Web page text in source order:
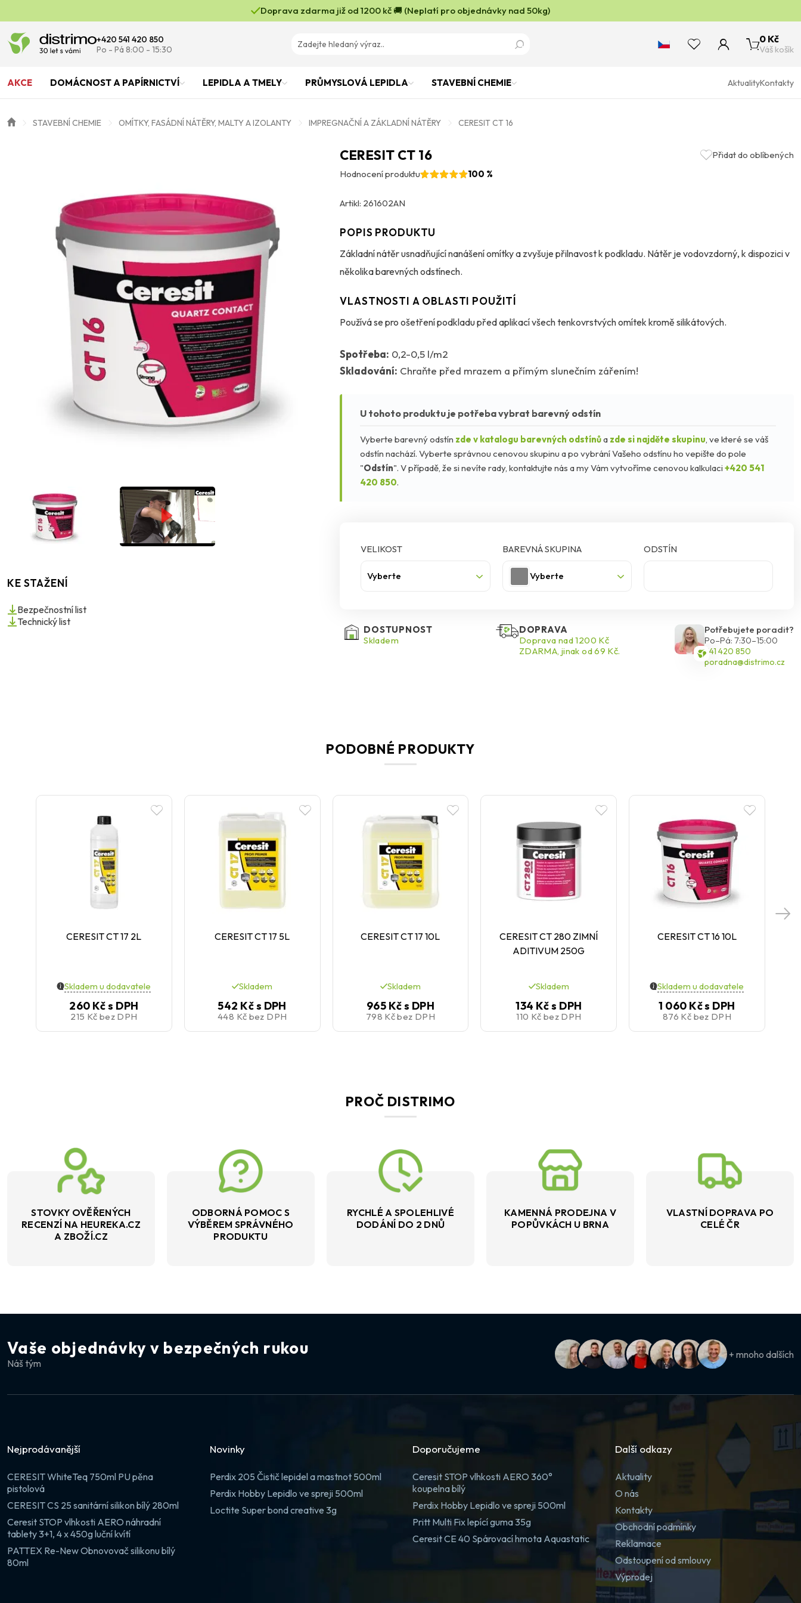
Doprava zdarma již od 1200 kč 🚚 (Neplatí pro objednávky nad 50kg)
+420 541 420 850
Po - Pá 8:00 - 15:30
0 Kč
Váš košík
AKCE DOMÁCNOST A PAPÍRNICTVÍ LEPIDLA A TMELY PRŮMYSLOVÁ LEPIDLA STAVEBNÍ CHEMIE AktualityKontakty
STAVEBNÍ CHEMIE OMÍTKY, FASÁDNÍ NÁTĚRY, MALTY A IZOLANTY IMPREGNAČNÍ A ZÁKLADNÍ NÁTĚRY CERESIT CT 16
CERESIT CT 16
Přidat do oblíbených
Hodnocení produktu
100 %
Artikl: 261602AN
KE STAŽENÍ
Bezpečnostní list
Technický list
POPIS PRODUKTU
Základní nátěr usnadňující nanášení omítky a zvyšuje přilnavost k podkladu. Nátěr je vodovzdorný, k dispozici v
několika barevných odstínech.
VLASTNOSTI A OBLASTI POUŽITÍ
Používá se pro ošetření podkladu před aplikací všech tenkovrstvých omítek kromě silikátových.
Spotřeba: 0,2-0,5 l/m2
Skladování: Chraňte před mrazem a přímým slunečním zářením!
U tohoto produktu je potřeba vybrat barevný odstín
Vyberte barevný odstín zde v katalogu barevných odstínůa zde si najděte skupinu, ve které se váš
odstín nachází. Vyberte správnou cenovou skupinu a po vybrání Vašeho odstínu ho vepište do pole
"Odstín". V případě, že si nevíte rady, kontaktujte nás a my Vám vytvoříme cenovou kalkulaci+420 541
420 850.
VELIKOST
Vyberte
BAREVNÁ SKUPINA
Vyberte
ODSTÍN
DOSTUPNOST
Skladem
DOPRAVA
Doprava nad 1200 Kč
ZDARMA, jinak od 69 Kč.
Potřebujete poradit?
Po–Pá: 7:30–15:00
541 420 850
poradna@distrimo.cz
PODOBNÉ PRODUKTY
CERESIT CT 17 2L
Skladem u dodavatele
260 Kčs DPH
215 Kč bez DPH
CERESIT CT 17 5L
Skladem
542 Kčs DPH
448 Kč bez DPH
CERESIT CT 17 10L
Skladem
965 Kčs DPH
798 Kčbez DPH
CERESIT CT 280 ZIMNÍ
ADITIVUM 250G
Skladem
134 Kčs DPH
110 Kč bez DPH
CERESIT CT 16 10L
Skladem u dodavatele
1 060 Kčs DPH
876 Kč bez DPH
PROČ DISTRIMO
STOVKY OVĚŘENÝCH
RECENZÍ NA HEUREKA.CZ
A ZBOŽÍ.CZ
ODBORNÁ POMOC S
VÝBĚREM SPRÁVNÉHO
PRODUKTU
RYCHLÉ A SPOLEHLIVÉ
DODÁNÍ DO 2 DNŮ
KAMENNÁ PRODEJNA V
POPŮVKÁCH U BRNA
VLASTNÍ DOPRAVA PO
CELÉ ČR
Vaše objednávky v bezpečných rukou
Náš tým
+ mnoho dalších
Nejprodávanější
CERESIT WhiteTeq 750ml PU pěna
pistolová
CERESIT CS 25 sanitární silikon bílý 280ml
Ceresit STOP vlhkosti AERO náhradní
tablety 3+1, 4 x 450g luční kvítí
PATTEX Re-New Obnovovač silikonu bílý
80ml
Novinky
Perdix 205 Čistič lepidel a mastnot 500ml
Perdix Hobby Lepidlo ve spreji 500ml
Loctite Super bond creative 3g
Doporučujeme
Ceresit STOP vlhkosti AERO 360°
koupelna bílý
Perdix Hobby Lepidlo ve spreji 500ml
Pritt Multi Fix lepící guma 35g
Ceresit CE 40 Spárovací hmota Aquastatic
Další odkazy
Aktuality
O nás
Kontakty
Obchodní podmínky
Reklamace
Odstoupení od smlouvy
Výprodej